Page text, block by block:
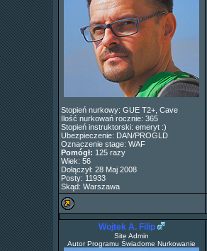
Stopień nurkowy: GUE T2+, Cave
Ilość nurkowań rocznie: 365
Stopień instruktorski: emeryt :)
Ubezpieczenie: DAN/PROGLD
Oznaczenie stage: WAF
Pomógł: 125 razy
Wiek: 56
Dołączył: 28 Maj 2008
Posty: 11933
Skąd: Warszawa
Wojtek A. Filip
Site Admin
Autor Programu Świadome Nurkowanie